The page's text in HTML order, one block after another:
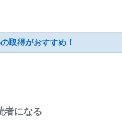
取得がおすすめ！
者になる